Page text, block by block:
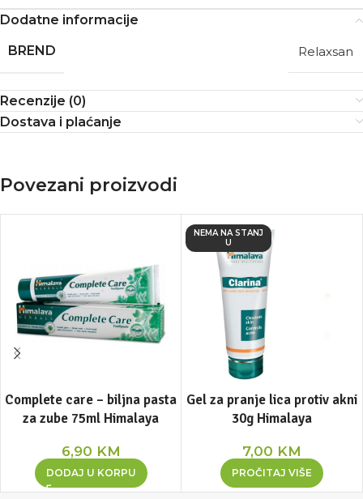
Dodatne informacije
BREND
Relaxsan
Recenzije (0)
Dostava i plaćanje
Povezani proizvodi
Complete care – biljna pasta
za zube 75ml Himalaya
6,90 KM
DODAJ U KORPU
NEMA NA STANJ
U
Gel za pranje lica protiv akni
30g Himalaya
7,00 KM
PROČITAJ VIŠE